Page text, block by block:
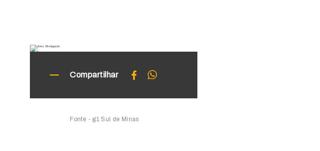
Compartilhar
Fonte - g1 Sul de Minas